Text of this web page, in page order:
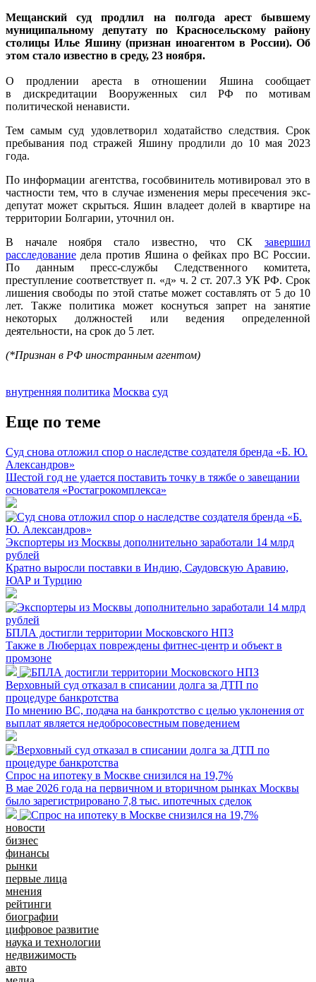
Мещанский суд продлил на полгода арест бывшему
муниципальному депутату по Красносельскому району
столицы Илье Яшину (признан иноагентом в России). Об
этом стало известно в среду, 23 ноября.
О продлении ареста в отношении Яшина сообщает
в дискредитации Вооруженных сил РФ по мотивам
политической ненависти.
Тем самым суд удовлетворил ходатайство следствия. Срок
пребывания под стражей Яшину продлили до 10 мая 2023
года.
По информации агентства, гособвинитель мотивировал это в
частности тем, что в случае изменения меры пресечения экс-
депутат может скрыться. Яшин владеет долей в квартире на
территории Болгарии, уточнил он.
В начале ноября стало известно, что СК завершил
расследование дела против Яшина о фейках про ВС России.
По данным пресс-службы Следственного комитета,
преступление соответствует п. «д» ч. 2 ст. 207.3 УК РФ. Срок
лишения свободы по этой статье может составлять от 5 до 10
лет. Также политика может коснуться запрет на занятие
некоторых должностей или ведения определенной
деятельности, на срок до 5 лет.
(*Признан в РФ иностранным агентом)
внутренняя политика Москва суд
Еще по теме
Суд снова отложил спор о наследстве создателя бренда «Б. Ю.
Александров»
Шестой год не удается поставить точку в тяжбе о завещании
основателя «Ростагрокомплекса»
Экспортеры из Москвы дополнительно заработали 14 млрд
рублей
Кратно выросли поставки в Индию, Саудовскую Аравию,
ЮАР и Турцию
БПЛА достигли территории Московского НПЗ
Также в Люберцах повреждены фитнес-центр и объект в
промзоне
Верховный суд отказал в списании долга за ДТП по
процедуре банкротства
По мнению ВС, подача на банкротство с целью уклонения от
выплат является недобросовестным поведением
Спрос на ипотеку в Москве снизился на 19,7%
В мае 2026 года на первичном и вторичном рынках Москвы
было зарегистрировано 7,8 тыс. ипотечных сделок
новости
бизнес
финансы
рынки
первые лица
мнения
рейтинги
биографии
цифровое развитие
наука и технологии
недвижимость
авто